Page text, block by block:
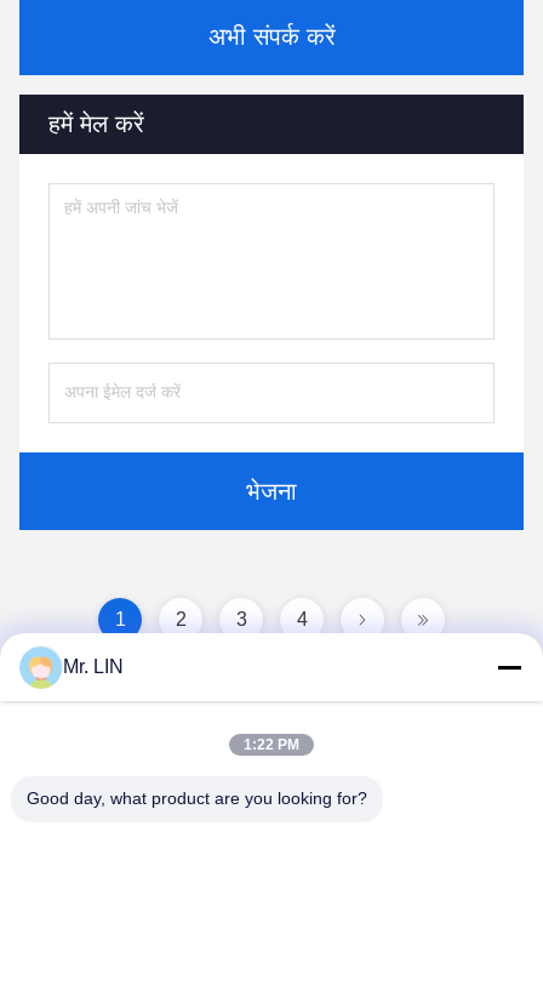
अभी संपर्क करें
हमें मेल करें
भेजना
1 2 3 4
Mr. LIN
1:22 PM
Good day, what product are you looking for?